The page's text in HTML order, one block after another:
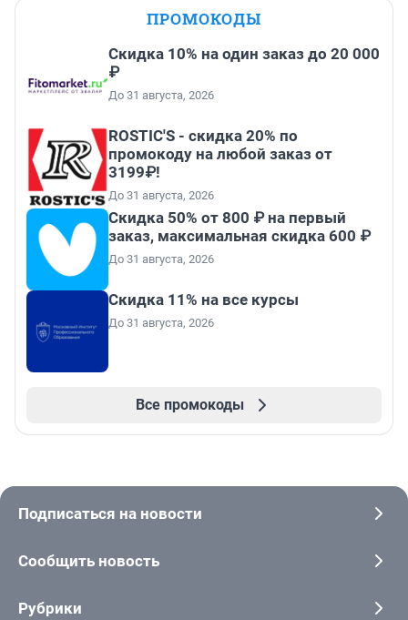
ПРОМОКОДЫ
Скидка 10% на один заказ до 20 000
₽
До 31 августа, 2026
ROSTIC'S - скидка 20% по
промокоду на любой заказ от
3199₽!
До 31 августа, 2026
Скидка 50% от 800 ₽ на первый
заказ, максимальная скидка 600 ₽
До 31 августа, 2026
Скидка 11% на все курсы
До 31 августа, 2026
Все промокоды
Подписаться на новости
Сообщить новость
Рубрики